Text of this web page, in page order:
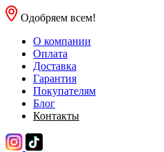
Одобряем всем!
О компании
Оплата
Доставка
Гарантия
Покупателям
Блог
Контакты